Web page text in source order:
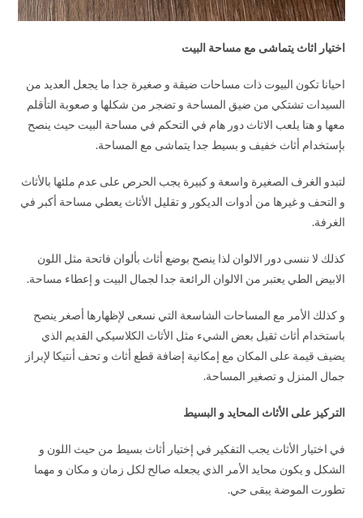
اختيار اثاث يتماشى مع مساحة البيت
احيانا تكون البيوت ذات مساحات ضيقة و صغيرة جدا ما يجعل العديد من
السيدات تشتكي من ضيق المساحة و تضجر من شكلها و صعوبة التأقلم
معها و هنا يلعب الاثاث دور هام في التحكم في مساحة البيت حيث ينصح
بإستخدام أثاث خفيف و بسيط جدا يتماشى مع المساحة.
لتبدو الغرف الصغيرة واسعة و كبيرة يجب الحرص على عدم ملئها بالأثاث
و التحف و غيرها من أدوات الديكور و تقليل الأثاث يعطي مساحة أكبر في
الغرفة.
كذلك لا ننسى دور الالوان لذا ينصح بوضع أثاث بألوان فاتحة مثل اللون
الابيض الطي يعتبر من الالوان الرائعة جدا لجمال البيت و إعطاء مساحة.
و كذلك الأمر مع المساحات الشاسعة التي نسعى لإظهارها أصغر ينصح
باستخدام أثاث ثقيل بعض الشيء مثل الأثاث الكلاسيكي القديم الذي
يضيف قيمة على المكان مع إمكانية إضافة قطع أثاث و تحف أنتيكا لإبراز
جمال المنزل و تصغير المساحة.
التركيز على الأثاث المحايد و البسيط
في اختيار الأثاث يجب التفكير في إختيار أثاث بسيط من حيث اللون و
الشكل و يكون محايد الأمر الذي يجعله صالح لكل زمان و مكان و مهما
تطورت الموضة يبقى حي.